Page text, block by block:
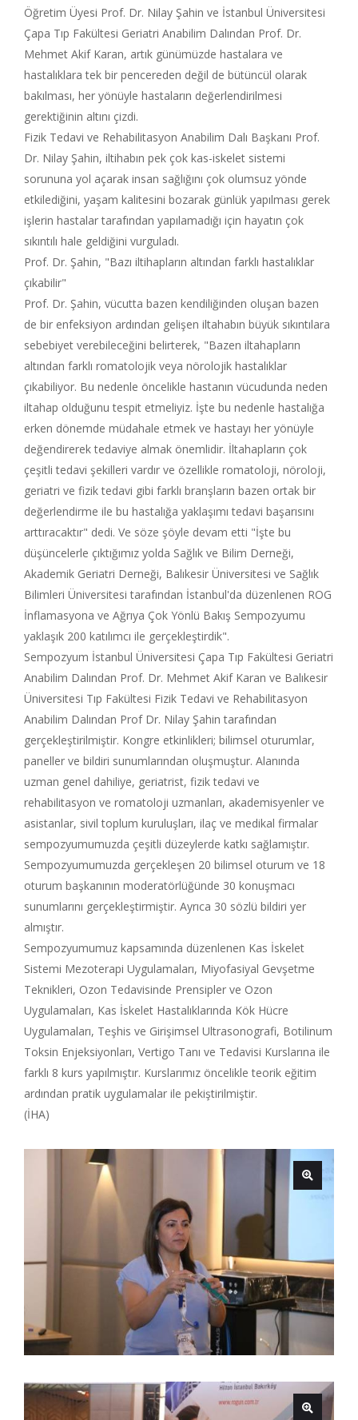
Öğretim Üyesi Prof. Dr. Nilay Şahin ve İstanbul Üniversitesi
Çapa Tıp Fakültesi Geriatri Anabilim Dalından Prof. Dr.
Mehmet Akif Karan, artık günümüzde hastalara ve
hastalıklara tek bir pencereden değil de bütüncül olarak
bakılması, her yönüyle hastaların değerlendirilmesi
gerektiğinin altını çizdi.
Fizik Tedavi ve Rehabilitasyon Anabilim Dalı Başkanı Prof.
Dr. Nilay Şahin, iltihabın pek çok kas-iskelet sistemi
sorununa yol açarak insan sağlığını çok olumsuz yönde
etkilediğini, yaşam kalitesini bozarak günlük yapılması gerek
işlerin hastalar tarafından yapılamadığı için hayatın çok
sıkıntılı hale geldiğini vurguladı.
Prof. Dr. Şahin, "Bazı iltihapların altından farklı hastalıklar
çıkabilir"
Prof. Dr. Şahin, vücutta bazen kendiliğinden oluşan bazen
de bir enfeksiyon ardından gelişen iltahabın büyük sıkıntılara
sebebiyet verebileceğini belirterek, "Bazen iltahapların
altından farklı romatolojik veya nörolojik hastalıklar
çıkabiliyor. Bu nedenle öncelikle hastanın vücudunda neden
iltahap olduğunu tespit etmeliyiz. İşte bu nedenle hastalığa
erken dönemde müdahale etmek ve hastayı her yönüyle
değendirerek tedaviye almak önemlidir. İltahapların çok
çeşitli tedavi şekilleri vardır ve özellikle romatoloji, nöroloji,
geriatri ve fizik tedavi gibi farklı branşların bazen ortak bir
değerlendirme ile bu hastalığa yaklaşımı tedavi başarısını
arttıracaktır" dedi. Ve söze şöyle devam etti "İşte bu
düşüncelerle çıktığımız yolda Sağlık ve Bilim Derneği,
Akademik Geriatri Derneği, Balıkesir Üniversitesi ve Sağlık
Bilimleri Üniversitesi tarafından İstanbul'da düzenlenen ROG
İnflamasyona ve Ağrıya Çok Yönlü Bakış Sempozyumu
yaklaşık 200 katılımcı ile gerçekleştirdik".
Sempozyum İstanbul Üniversitesi Çapa Tıp Fakültesi Geriatri
Anabilim Dalından Prof. Dr. Mehmet Akif Karan ve Balıkesir
Üniversitesi Tıp Fakültesi Fizik Tedavi ve Rehabilitasyon
Anabilim Dalından Prof Dr. Nilay Şahin tarafından
gerçekleştirilmiştir. Kongre etkinlikleri; bilimsel oturumlar,
paneller ve bildiri sunumlarından oluşmuştur. Alanında
uzman genel dahiliye, geriatrist, fizik tedavi ve
rehabilitasyon ve romatoloji uzmanları, akademisyenler ve
asistanlar, sivil toplum kuruluşları, ilaç ve medikal firmalar
sempozyumumuzda çeşitli düzeylerde katkı sağlamıştır.
Sempozyumumuzda gerçekleşen 20 bilimsel oturum ve 18
oturum başkanının moderatörlüğünde 30 konuşmacı
sunumlarını gerçekleştirmiştir. Ayrıca 30 sözlü bildiri yer
almıştır.
Sempozyumumuz kapsamında düzenlenen Kas İskelet
Sistemi Mezoterapi Uygulamaları, Miyofasiyal Gevşetme
Teknikleri, Ozon Tedavisinde Prensipler ve Ozon
Uygulamaları, Kas İskelet Hastalıklarında Kök Hücre
Uygulamaları, Teşhis ve Girişimsel Ultrasonografi, Botilinum
Toksin Enjeksiyonları, Vertigo Tanı ve Tedavisi Kurslarına ile
farklı 8 kurs yapılmıştır. Kurslarımız öncelikle teorik eğitim
ardından pratik uygulamalar ile pekiştirilmiştir.
(İHA)